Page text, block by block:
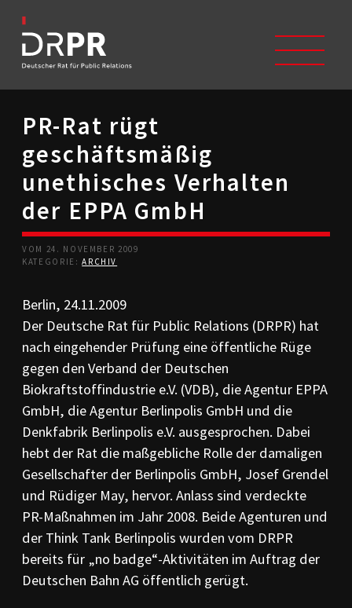
START
ÜBER UNS
Trägerverein
Beschwerdeausschüsse
Mitglieder
Studium/Ausbildung
KODIZES
Kommunikationskodex
DRPR-Richtlinien
PR-Kodizes
BESCHWERDE
Anleitung zur Beschwerde
Beschwerdeformular
Beschwerdeordnung
AKTUELLES
Pressemitteilungen
Ratssprüche
Jahresberichte
Archiv
PR-Rat rügt
geschäftsmäßig
unethisches Verhalten
der EPPA GmbH
VOM 24. NOVEMBER 2009
KATEGORIE:ARCHIV
Berlin, 24.11.2009
Der Deutsche Rat für Public Relations (DRPR) hat
nach eingehender Prüfung eine öffentliche Rüge
gegen den Verband der Deutschen
Biokraftstoffindustrie e.V. (VDB), die Agentur EPPA
GmbH, die Agentur Berlinpolis GmbH und die
Denkfabrik Berlinpolis e.V. ausgesprochen. Dabei
hebt der Rat die maßgebliche Rolle der damaligen
Gesellschafter der Berlinpolis GmbH, Josef Grendel
und Rüdiger May, hervor. Anlass sind verdeckte
PR-Maßnahmen im Jahr 2008. Beide Agenturen und
der Think Tank Berlinpolis wurden vom DRPR
bereits für „no badge“-Aktivitäten im Auftrag der
Deutschen Bahn AG öffentlich gerügt.